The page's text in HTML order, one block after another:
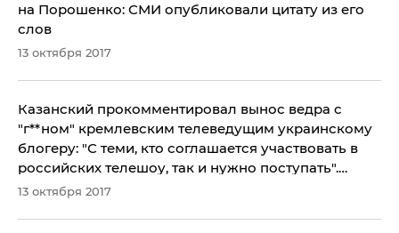
на Порошенко: СМИ опубликовали цитату из его
слов
13 октября 2017
Казанский прокомментировал вынос ведра с
"г**ном" кремлевским телеведущим украинскому
блогеру: ​"С теми, кто соглашается участвовать в
российских телешоу, так и нужно поступать".
Опубликовано видео
13 октября 2017